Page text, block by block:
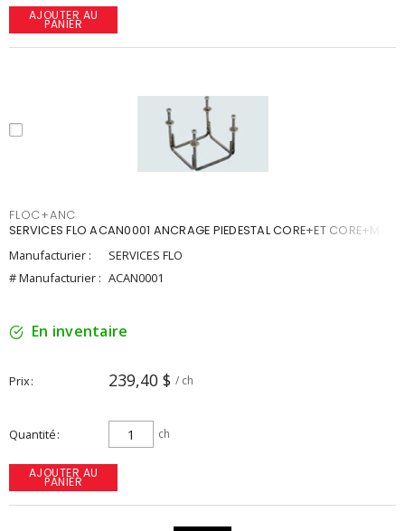
AJOUTER AU
PANIER
FLOC+ANC
SERVICES FLO ACAN0001 ANCRAGE PIEDESTAL CORE+ET CORE+MAX
Manufacturier :
SERVICES FLO
# Manufacturier : ACAN0001
En inventaire
Prix 239,40 $ / ch
Quantité ch
AJOUTER AU
PANIER